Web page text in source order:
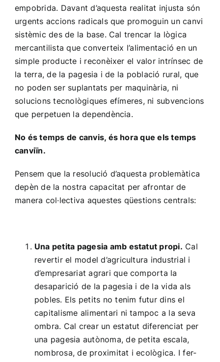
empobrida. Davant d’aquesta realitat injusta són
urgents accions radicals que promoguin un canvi
sistèmic des de la base. Cal trencar la lògica
mercantilista que converteix l’alimentació en un
simple producte i reconèixer el valor intrínsec de
la terra, de la pagesia i de la població rural, que
no poden ser suplantats per maquinària, ni
solucions tecnològiques efímeres, ni subvencions
que perpetuen la dependència.
No és temps de canvis, és hora que els temps
canviïn.
Pensem que la resolució d’aquesta problemàtica
depèn de la nostra capacitat per afrontar de
manera col·lectiva aquestes qüestions centrals:
Una petita pagesia amb estatut propi. Cal
revertir el model d’agricultura industrial i
d’empresariat agrari que comporta la
desaparició de la pagesia i de la vida als
pobles. Els petits no tenim futur dins el
capitalisme alimentari ni tampoc a la seva
ombra. Cal crear un estatut diferenciat per
una pagesia autònoma, de petita escala,
nombrosa, de proximitat i ecològica. I fer-